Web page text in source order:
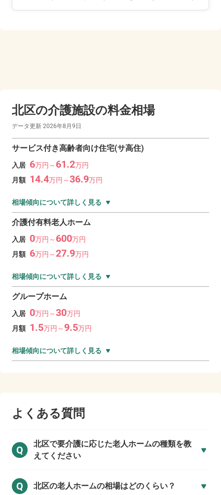
北区の介護施設の料金相場
データ更新 2026年8月9日
サービス付き高齢者向け住宅(サ高住)
入居 6万円～ 61.2万円
月額 14.4万円～36.9万円
相場傾向について詳しく見る
介護付有料老人ホーム
入居 0万円～ 600万円
月額 6万円～27.9万円
相場傾向について詳しく見る
グループホーム
入居 0万円～30万円
月額 1.5万円～ 9.5万円
相場傾向について詳しく見る
よくある質問
Q
北区で要介護に応じた老人ホームの種類を教
えてください
Q 北区の老人ホームの相場はどのくらい？